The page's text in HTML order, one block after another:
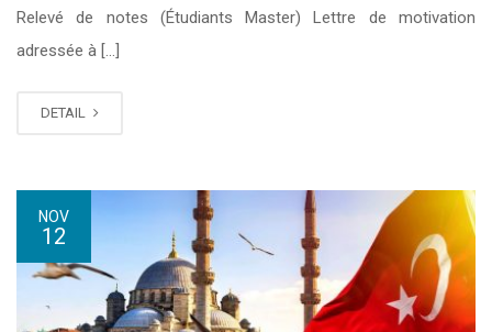
Relevé de notes (Étudiants Master) Lettre de motivation
adressée à […]
DETAIL
NOV
12